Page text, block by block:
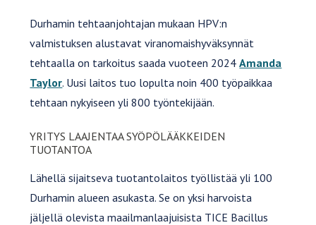
Durhamin tehtaanjohtajan mukaan HPV:n
valmistuksen alustavat viranomaishyväksynnät
tehtaalla on tarkoitus saada vuoteen 2024Amanda
Taylor. Uusi laitos tuo lopulta noin 400 työpaikkaa
tehtaan nykyiseen yli 800 työntekijään.
YRITYS LAAJENTAA SYÖPÖLÄÄKKEIDEN
TUOTANTOA
Lähellä sijaitseva tuotantolaitos työllistää yli 100
Durhamin alueen asukasta. Se on yksi harvoista
jäljellä olevista maailmanlaajuisista TICE Bacillus